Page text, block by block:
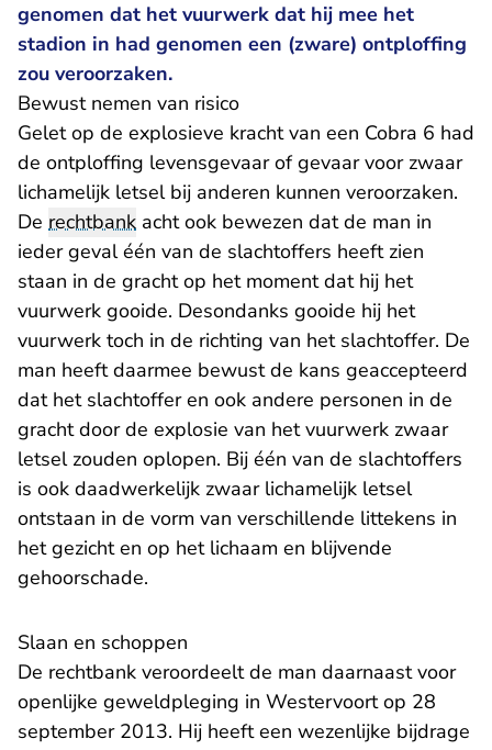
genomen dat het vuurwerk dat hij mee het
stadion in had genomen een (zware) ontploffing
zou veroorzaken.
Bewust nemen van risico
Gelet op de explosieve kracht van een Cobra 6 had
de ontploffing levensgevaar of gevaar voor zwaar
lichamelijk letsel bij anderen kunnen veroorzaken.
De rechtbank acht ook bewezen dat de man in
ieder geval één van de slachtoffers heeft zien
staan in de gracht op het moment dat hij het
vuurwerk gooide. Desondanks gooide hij het
vuurwerk toch in de richting van het slachtoffer. De
man heeft daarmee bewust de kans geaccepteerd
dat het slachtoffer en ook andere personen in de
gracht door de explosie van het vuurwerk zwaar
letsel zouden oplopen. Bij één van de slachtoffers
is ook daadwerkelijk zwaar lichamelijk letsel
ontstaan in de vorm van verschillende littekens in
het gezicht en op het lichaam en blijvende
gehoorschade.
Slaan en schoppen
De rechtbank veroordeelt de man daarnaast voor
openlijke geweldpleging in Westervoort op 28
september 2013. Hij heeft een wezenlijke bijdrage